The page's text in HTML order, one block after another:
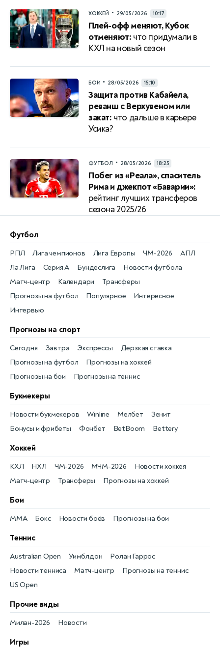
ХОККЕЙ • 29/05/2026 10:17
Плей-офф меняют, Кубок
отменяют: что придумали в
КХЛ на новый сезон
БОИ • 28/05/2026 15:10
Защита против Кабайела,
реванш с Верхувеном или
закат: что дальше в карьере
Усика?
ФУТБОЛ • 28/05/2026 18:25
Побег из «Реала», спаситель
Рима и джекпот «Баварии»:
рейтинг лучших трансферов
сезона 2025/26
Футбол
Новости футбола
РПЛ
Матч-центр
Лига чемпионов
Календари
Лига Европы
Трансферы
ЧМ-2026
Прогнозы на футбол
АПЛ
Популярное
Ла Лига
Интересное
Серия А
Интервью
Бундеслига
Прогнозы на спорт
Прогнозы на футбол
Сегодня
Прогнозы на хоккей
Завтра
Прогнозы на бои
Экспрессы
Прогнозы на теннис
Дерзкая ставка
Букмекеры
Бонусы и фрибеты
Новости букмекеров
Фонбет
Winline
BetBoom
Мелбет
Bettery
Зенит
Хоккей
Новости хоккея
КХЛ
Матч-центр
НХЛ
Трансферы
ЧМ-2026
Прогнозы на хоккей
МЧМ-2026
Бои
Новости боёв
MMA Прогнозы на бои
Бокс
Теннис
Новости тенниса
Australian Open
Матч-центр
Уимблдон
Прогнозы на теннис
Ролан Гаррос
US Open
Прочие виды
Новости
Милан-2026
Игры